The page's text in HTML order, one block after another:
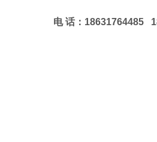
电 话：18631764485